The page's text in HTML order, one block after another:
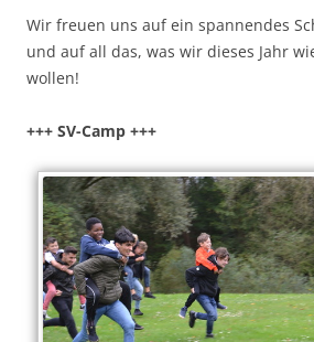
Wir freuen uns auf ein spannendes
und auf all das, was wir dieses Jahr
wollen!
+++ SV-Camp +++